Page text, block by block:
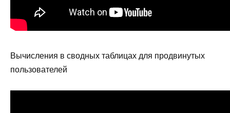
Вычисления в сводных таблицах для продвинутых
пользователей